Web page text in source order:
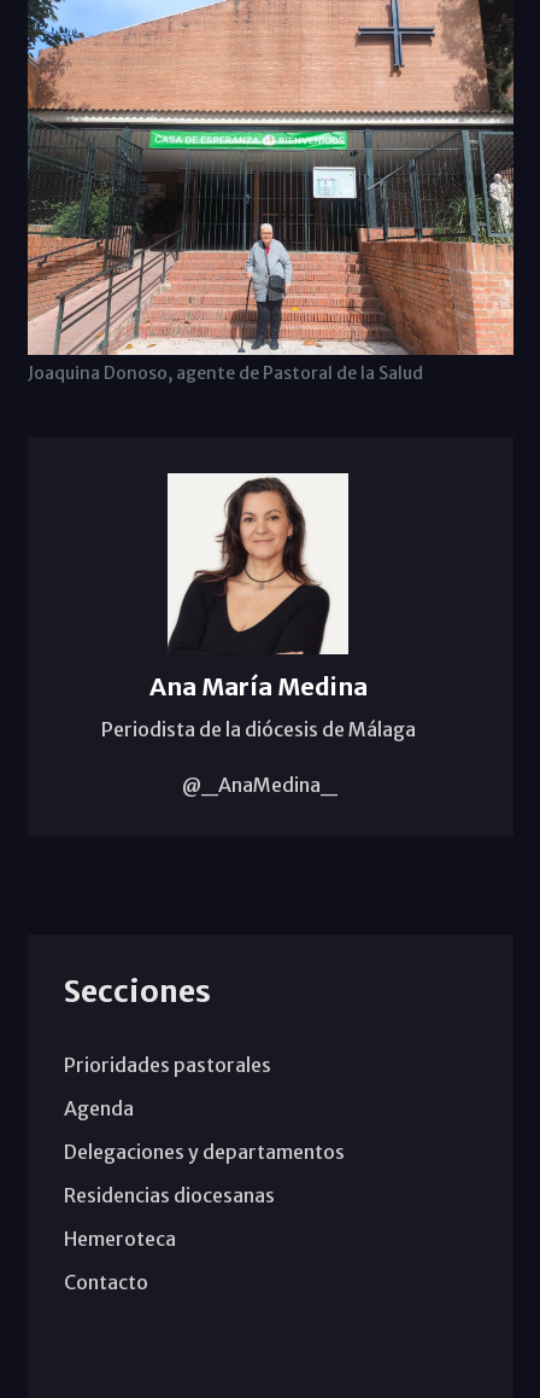
Joaquina Donoso, agente de Pastoral de la Salud
Ana María Medina
Periodista de la diócesis de Málaga
@_AnaMedina_
Secciones
Prioridades pastorales
Agenda
Delegaciones y departamentos
Residencias diocesanas
Hemeroteca
Contacto